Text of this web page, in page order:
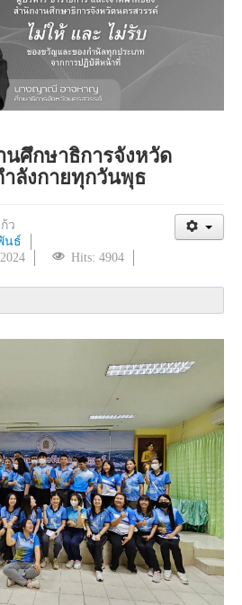
นศึกษาธิการจังหวัด
ลังกายทุกวันพุธ
ว
นธ์
Hits: 4904